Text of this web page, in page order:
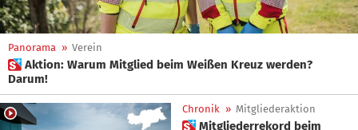
Panorama » Verein
 Aktion: Warum Mitglied beim Weißen Kreuz werden?
Darum!
Chronik » Mitgliederaktion
 Mitgliederrekord beim